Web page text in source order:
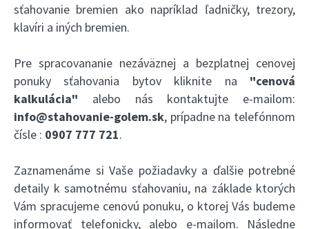
sťahovanie bremien ako napríklad ľadničky, trezory,
klavíri a iných bremien.
Pre spracovananie nezáväznej a bezplatnej cenovej
ponuky sťahovania bytov kliknite na "cenová
kalkulácia" alebo nás kontaktujte e-mailom:
info@stahovanie-golem.sk, prípadne na telefónnom
čísle : 0907 777 721.
Zaznamenáme si Vaše požiadavky a ďalšie potrebné
detaily k samotnému sťahovaniu, na základe ktorých
Vám spracujeme cenovú ponuku, o ktorej Vás budeme
informovať telefonicky, alebo e-mailom. Následne